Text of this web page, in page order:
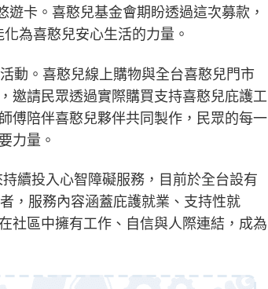
卡。喜憨兒基金會期盼透過這次募款，
為喜憨兒安心生活的力量。
動。喜憨兒線上購物與全台喜憨兒門市
邀請民眾透過實際購買支持喜憨兒庇護工
傅陪伴喜憨兒夥伴共同製作，民眾的每一
力量。
續投入心智障礙服務，目前於全台設有
，服務內容涵蓋庇護就業、支持性就
社區中擁有工作、自信與人際連結，成為